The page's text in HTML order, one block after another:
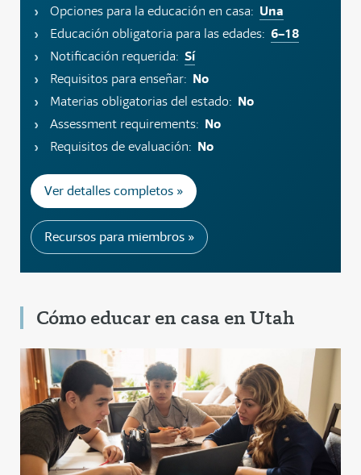
Opciones para la educación en casa: Una
Educación obligatoria para las edades: 6–18
Notificación requerida: Sí
Requisitos para enseñar: No
Materias obligatorias del estado: No
Assessment requirements: No
Requisitos de evaluación: No
Ver detalles completos »
Recursos para miembros »
Cómo educar en casa en Utah